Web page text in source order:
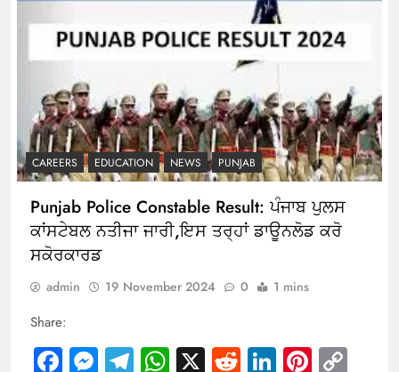
CAREERS EDUCATION NEWS PUNJAB
Punjab Police Constable Result: ਪੰਜਾਬ ਪੁਲਸ
ਕਾਂਸਟੇਬਲ ਨਤੀਜਾ ਜਾਰੀ,ਇਸ ਤਰ੍ਹਾਂ ਡਾਊਨਲੋਡ ਕਰੋ
ਸਕੋਰਕਾਰਡ
admin 19 November 2024 0 1 mins
Share:
Facebook
Messenger
Telegram
WhatsApp
X RedditLinkedIn